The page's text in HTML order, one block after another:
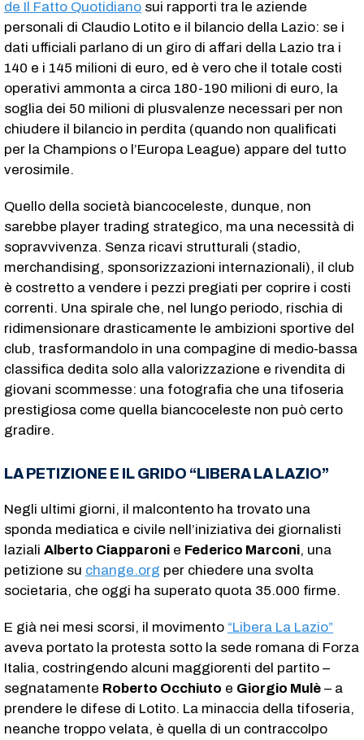
de Il Fatto Quotidiano sui rapporti tra le aziende
personali di Claudio Lotito e il bilancio della Lazio: se i
dati ufficiali parlano di un giro di affari della Lazio tra i
140 e i 145 milioni di euro, ed è vero che il totale costi
operativi ammonta a circa 180-190 milioni di euro, la
soglia dei 50 milioni di plusvalenze necessari per non
chiudere il bilancio in perdita (quando non qualificati
per la Champions o l’Europa League) appare del tutto
verosimile.
Quello della società biancoceleste, dunque, non
sarebbe player trading strategico, ma una necessità di
sopravvivenza. Senza ricavi strutturali (stadio,
merchandising, sponsorizzazioni internazionali), il club
è costretto a vendere i pezzi pregiati per coprire i costi
correnti. Una spirale che, nel lungo periodo, rischia di
ridimensionare drasticamente le ambizioni sportive del
club, trasformandolo in una compagine di medio-bassa
classifica dedita solo alla valorizzazione e rivendita di
giovani scommesse: una fotografia che una tifoseria
prestigiosa come quella biancoceleste non può certo
gradire.
LA PETIZIONE E IL GRIDO “LIBERA LA LAZIO”
Negli ultimi giorni, il malcontento ha trovato una
sponda mediatica e civile nell’iniziativa dei giornalisti
laziali Alberto Ciapparoni e Federico Marconi, una
petizione su change.org per chiedere una svolta
societaria, che oggi ha superato quota 35.000 firme.
E già nei mesi scorsi, il movimento “Libera La Lazio”
aveva portato la protesta sotto la sede romana di Forza
Italia, costringendo alcuni maggiorenti del partito –
segnatamente Roberto Occhiuto e Giorgio Mulè – a
prendere le difese di Lotito. La minaccia della tifoseria,
neanche troppo velata, è quella di un contraccolpo